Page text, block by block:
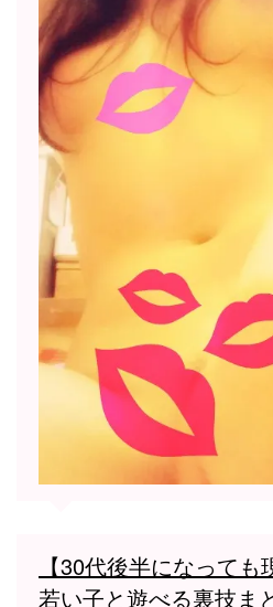
【30代後半になっても
若い子と遊べる裏技ま